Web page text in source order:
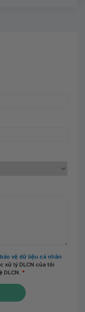
vệ dữ liệu cá nhân
xử lý DLCN của tôi
DLCN. *